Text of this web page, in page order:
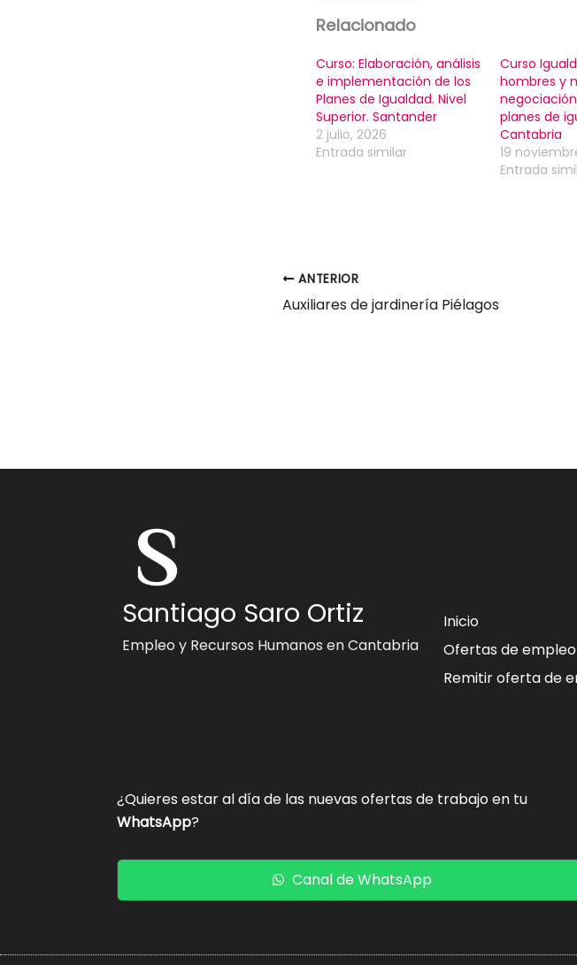
Relacionado
Curso: Elaboración, análisis
e implementación de los
Planes de Igualdad. Nivel
Superior. Santander
2 julio, 2026
Entrada similar
Curso
hombres y
planes de
Cantabria
19
Entrada
ANTERIOR
Auxiliares de jardinería Piélagos
Santiago Saro Ortiz
Empleo y Recursos Humanos en Cantabria
Inicio
Ofertas de empleo
Remitir oferta de
¿Quieres estar al día de las nuevas ofertas de trabajo en tu
WhatsApp?
Canal de WhatsApp